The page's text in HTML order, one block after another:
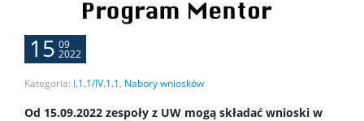
15 09
2022
Kategoria: I.1.1/IV.1.1, Nabory wniosków
Od 15.09.2022 zespoły z UW mogą składać wnioski w